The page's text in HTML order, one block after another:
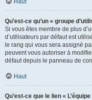
Haut
Qu’est-ce qu’un « groupe
Si vous êtes membre de plus
d’utilisateurs par défaut est
le rang qui vous sera assigné
peuvent vous autoriser à
défaut depuis le panneau de
Haut
Qu’est-ce que le lien « L’équipe